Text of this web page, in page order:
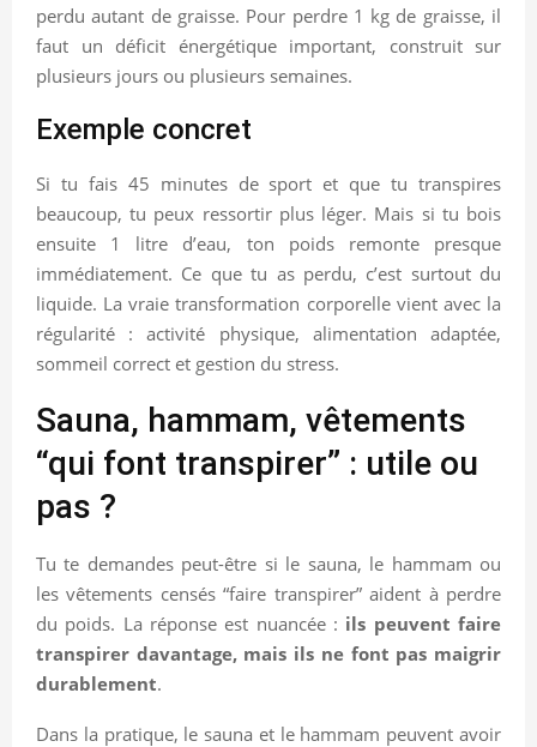
perdu autant de graisse. Pour perdre 1 kg de graisse, il
faut un déficit énergétique important, construit sur
plusieurs jours ou plusieurs semaines.
Exemple concret
Si tu fais 45 minutes de sport et que tu transpires
beaucoup, tu peux ressortir plus léger. Mais si tu bois
ensuite 1 litre d’eau, ton poids remonte presque
immédiatement. Ce que tu as perdu, c’est surtout du
liquide. La vraie transformation corporelle vient avec la
régularité : activité physique, alimentation adaptée,
sommeil correct et gestion du stress.
Sauna, hammam, vêtements
“qui font transpirer” : utile ou
pas ?
Tu te demandes peut-être si le sauna, le hammam ou
les vêtements censés “faire transpirer” aident à perdre
du poids. La réponse est nuancée : ils peuvent faire
transpirer davantage, mais ils ne font pas maigrir
durablement.
Dans la pratique, le sauna et le hammam peuvent avoir